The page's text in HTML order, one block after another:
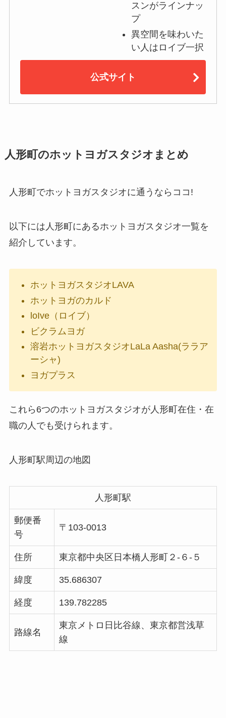
スンがラインナッ
プ
異空間を味わいた
い人はロイブ一択
公式サイト
人形町のホットヨガスタジオまとめ
人形町でホットヨガスタジオに通うならココ!
以下には人形町にあるホットヨガスタジオ一覧を
紹介しています。
ホットヨガスタジオLAVA
ホットヨガのカルド
loIve（ロイブ）
ビクラムヨガ
溶岩ホットヨガスタジオLaLa Aasha(ララア
ーシャ)
ヨガプラス
これら6つのホットヨガスタジオが人形町在住・在
職の人でも受けられます。
人形町駅周辺の地図
人形町駅
郵便番
号
〒103-0013
住所 東京都中央区日本橋人形町２-６-５
緯度 35.686307
経度 139.782285
路線名
東京メトロ日比谷線、東京都営浅草
線